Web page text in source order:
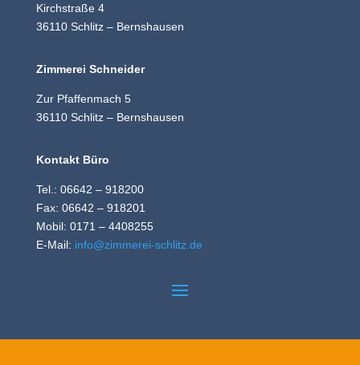
Kirchstraße 4
36110 Schlitz – Bernshausen
Zimmerei Schneider
Zur Pfaffenmach 5
36110 Schlitz – Bernshausen
Kontakt Büro
Tel.: 06642 – 918200
Fax: 06642 – 918201
Mobil: 0171 – 4408255
E-Mail: info@zimmerei-schlitz.de